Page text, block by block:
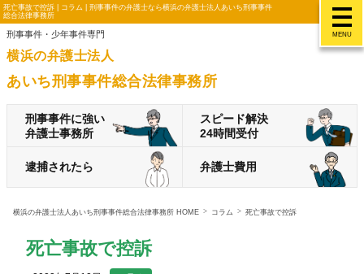
MENU
死亡事故で控訴 | コラム | 刑事事件の弁護士なら横浜の弁護士法人あいち刑事事件
総合法律事務所
刑事事件・少年事件専門
横浜の弁護士法人
あいち刑事事件総合法律事務所
刑事事件に強い
弁護士事務所
スピード解決
24時間受付
逮捕されたら 弁護士費用
横浜の弁護士法人あいち刑事事件総合法律事務所 HOME コラム 死亡事故で控訴
死亡事故で控訴